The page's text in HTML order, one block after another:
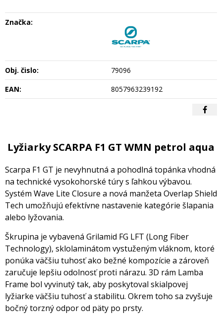
Značka:
Obj. čislo:
79096
EAN:
8057963239192
Lyžiarky SCARPA F1 GT WMN petrol aqua
Scarpa F1 GT je nevyhnutná a pohodlná topánka vhodná
na technické vysokohorské túry s ľahkou výbavou.
Systém Wave Lite Closure a nová manžeta Overlap Shield
Tech umožňujú efektívne nastavenie kategórie šlapania
alebo lyžovania.
Škrupina je vybavená Grilamid FG LFT (Long Fiber
Technology), sklolaminátom vystuženým vláknom, ktoré
ponúka väčšiu tuhosť ako bežné kompozície a zároveň
zaručuje lepšiu odolnosť proti nárazu. 3D rám Lamba
Frame bol vyvinutý tak, aby poskytoval skialpovej
lyžiarke väčšiu tuhosť a stabilitu. Okrem toho sa zvyšuje
bočný torzný odpor od päty po prsty.